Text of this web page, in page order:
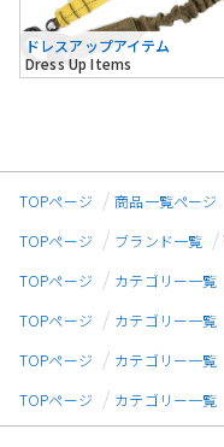
ドレスアップアイテム
Dress Up Items
TOPページ 商品一覧ページ
TOPページ
ブランド一覧
TOPページ
カテゴリー一覧
TOPページ
カテゴリー一覧
TOPページ
カテゴリー一覧
TOPページ
カテゴリー一覧